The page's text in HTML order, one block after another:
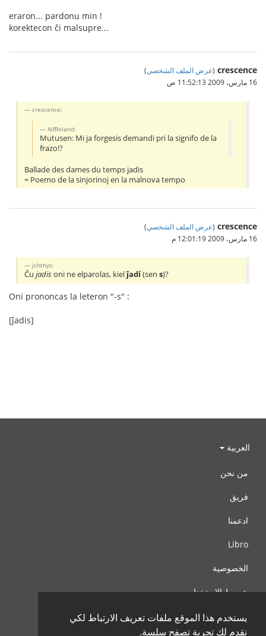
يستخدم هذا الموقع ملفات تعريف الارتباط لكي
نقدم لك تجربة تصفح سلسة.
eraron... pardonu min !
korektecon ĉi malsupre...
crescence
(عرض الملف الشخصي)
16 مارس، 2009 11:52:13 ص
crescence:
AlfRoland:
Mutusen: Mi ja forgesis demandi pri la signifo de la
frazo!?
Ballade des dames du temps jadis
= Poemo de la sinjorinoj en la malnova tempo
crescence
(عرض الملف الشخصي)
16 مارس، 2009 12:01:19 م
jchthys:
Ĉujadisoni ne elparolas, kielĵadí(sens)?
Oni prononcas la leteron "-s" :
[ĵadis]
العربية
من نحن
فريق
ادعمنا
Libro
الخصوصية
شروط الإستخدام
اتصل بنا